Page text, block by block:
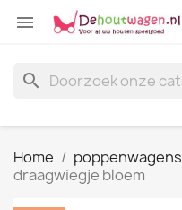

search
Home poppenwagens
draagwiegje bloem